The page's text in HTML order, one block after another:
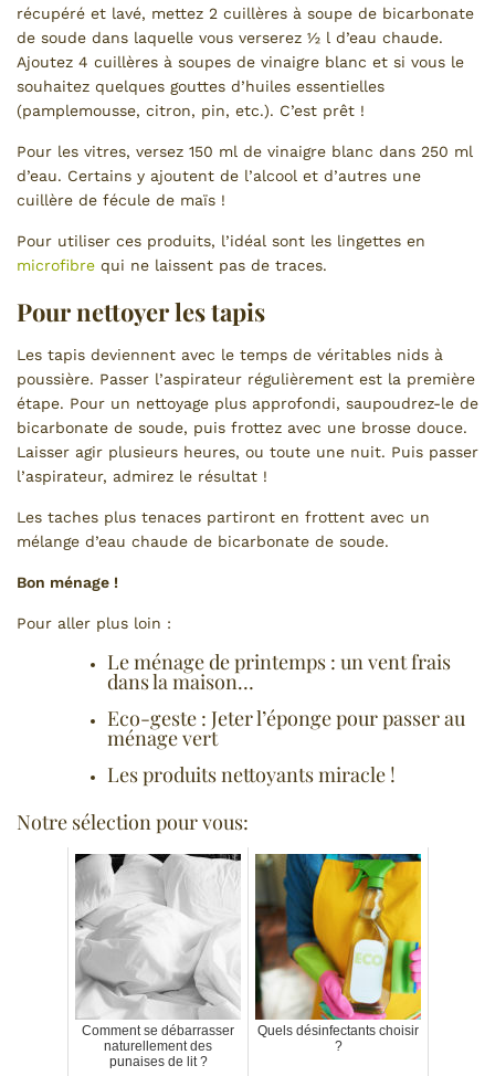
récupéré et lavé, mettez 2 cuillères à soupe de bicarbonate
de soude dans laquelle vous verserez ½ l d’eau chaude.
Ajoutez 4 cuillères à soupes de vinaigre blanc et si vous le
souhaitez quelques gouttes d’huiles essentielles
(pamplemousse, citron, pin, etc.). C’est prêt !
Pour les vitres, versez 150 ml de vinaigre blanc dans 250 ml
d’eau. Certains y ajoutent de l’alcool et d’autres une
cuillère de fécule de maïs !
Pour utiliser ces produits, l’idéal sont les lingettes en
microfibre qui ne laissent pas de traces.
Pour nettoyer les tapis
Les tapis deviennent avec le temps de véritables nids à
poussière. Passer l’aspirateur régulièrement est la première
étape. Pour un nettoyage plus approfondi, saupoudrez-le de
bicarbonate de soude, puis frottez avec une brosse douce.
Laisser agir plusieurs heures, ou toute une nuit. Puis passer
l’aspirateur, admirez le résultat !
Les taches plus tenaces partiront en frottent avec un
mélange d’eau chaude de bicarbonate de soude.
Bon ménage !
Pour aller plus loin :
Le ménage de printemps : un vent frais
dans la maison…
Eco-geste : Jeter l’éponge pour passer au
ménage vert
Les produits nettoyants miracle !
Notre sélection pour vous:
Comment se débarrasser
naturellement des
punaises de lit ?
Quels désinfectants choisir
?